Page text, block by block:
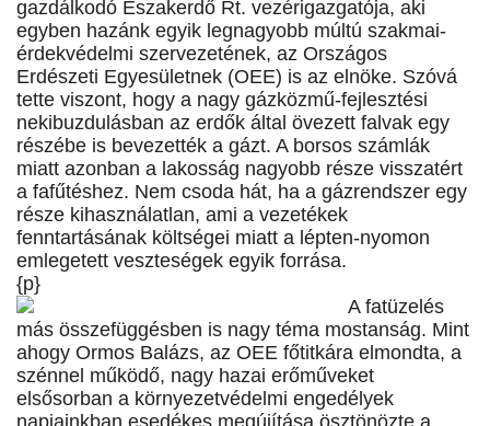
gazdálkodó Északerdő Rt. vezérigazgatója, aki
egyben hazánk egyik legnagyobb múltú szakmai-
érdekvédelmi szervezetének, az Országos
Erdészeti Egyesületnek (OEE) is az elnöke. Szóvá
tette viszont, hogy a nagy gázközmű-fejlesztési
nekibuzdulásban az erdők által övezett falvak egy
részébe is bevezették a gázt. A borsos számlák
miatt azonban a lakosság nagyobb része visszatért
a fafűtéshez. Nem csoda hát, ha a gázrendszer egy
része kihasználatlan, ami a vezetékek
fenntartásának költségei miatt a lépten-nyomon
emlegetett veszteségek egyik forrása.
{p}
A fatüzelés
más összefüggésben is nagy téma mostanság. Mint
ahogy Ormos Balázs, az OEE főtitkára elmondta, a
szénnel működő, nagy hazai erőműveket
elsősorban a környezetvédelmi engedélyek